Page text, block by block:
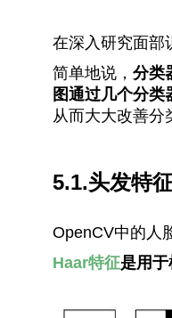
在深入研究面部
简单地说， 分类
图通过几个分类
从而大大改善分
5.1.头发特
OpenCV中的人
Haar特征是用